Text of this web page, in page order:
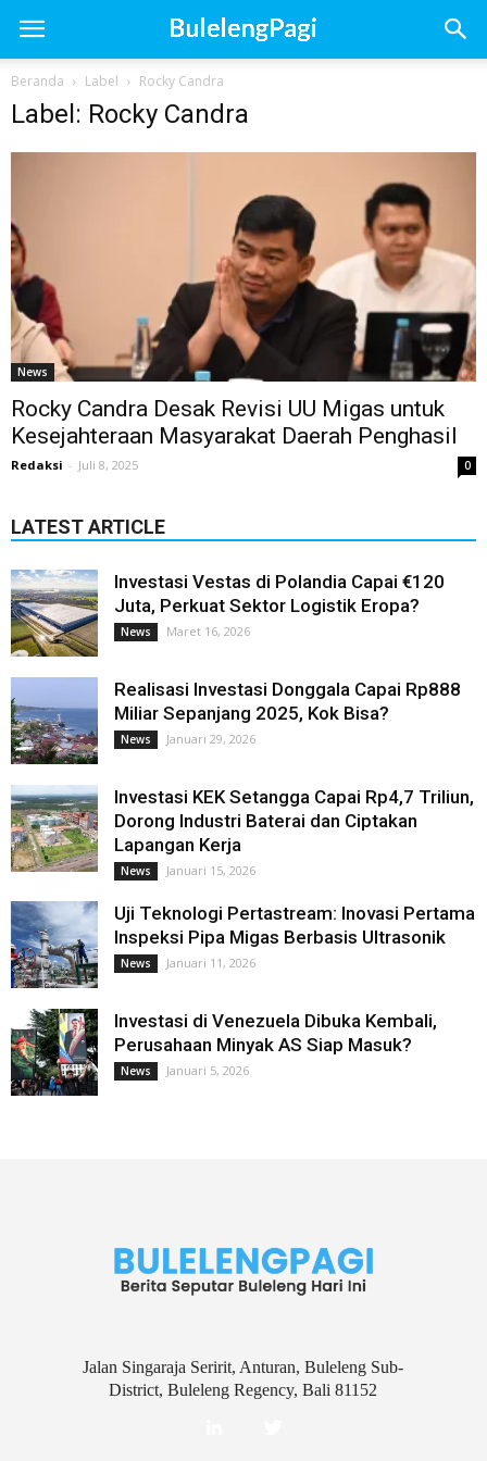
Beranda Label Rocky Candra
Label: Rocky Candra
News
Rocky Candra Desak Revisi UU Migas untuk
Kesejahteraan Masyarakat Daerah Penghasil
Redaksi - Juli 8, 2025 0
LATEST ARTICLE
Investasi Vestas di Polandia Capai €120
Juta, Perkuat Sektor Logistik Eropa?
News Maret 16, 2026
Realisasi Investasi Donggala Capai Rp888
Miliar Sepanjang 2025, Kok Bisa?
News Januari 29, 2026
Investasi KEK Setangga Capai Rp4,7 Triliun,
Dorong Industri Baterai dan Ciptakan
Lapangan Kerja
News Januari 15, 2026
Uji Teknologi Pertastream: Inovasi Pertama
Inspeksi Pipa Migas Berbasis Ultrasonik
News Januari 11, 2026
Investasi di Venezuela Dibuka Kembali,
Perusahaan Minyak AS Siap Masuk?
News Januari 5, 2026
Jalan Singaraja Seririt, Anturan, Buleleng Sub-
District, Buleleng Regency, Bali 81152